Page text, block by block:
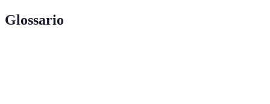
Glossario